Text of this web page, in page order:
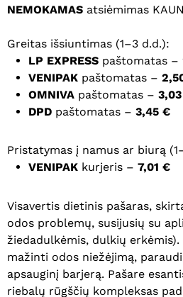
NEMOKAMAS atsiėmimas
Greitas išsiuntimas (1–3 d.d.):
LP EXPRESS paštomatas –
VENIPAK paštomatas –
OMNIVA paštomatas –
DPD paštomatas – 3,45 €
Pristatymas į namus ar biurą
VENIPAK kurjeris – 7,01 €
Visavertis dietinis pašaras,
odos problemų, susijusių su
žiedadulkėmis, dulkių
mažinti odos niežėjimą,
apsauginį barjerą. Pašare
riebalų rūgščių kompleksas